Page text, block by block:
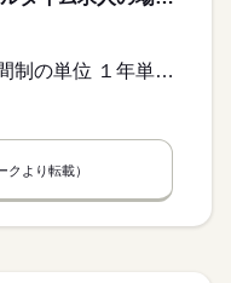
変形労働時間制 変形労働時間制の単位 １年単位 就業時間１ 8時00分〜17時00分 就業時間２ 7時00分〜16時00分 就業時間３ 10時00分〜19時00分 就業時間に関する特記事項 （１）８時から１７時
クより転載）